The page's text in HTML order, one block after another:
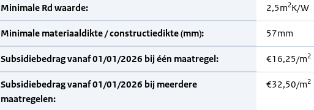
Minimale Rd waarde: 2,5m2K/W
Minimale materiaaldikte / constructiedikte (mm): 57mm
Subsidiebedrag vanaf 01/01/2026 bij één maatregel: €16,25/m2
Subsidiebedrag vanaf 01/01/2026 bij meerdere
maatregelen:
€32,50/m2